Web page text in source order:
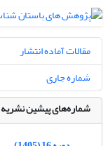
مقالات آماده انتشار
شماره جاری
شماره‌های پیشین نشریه